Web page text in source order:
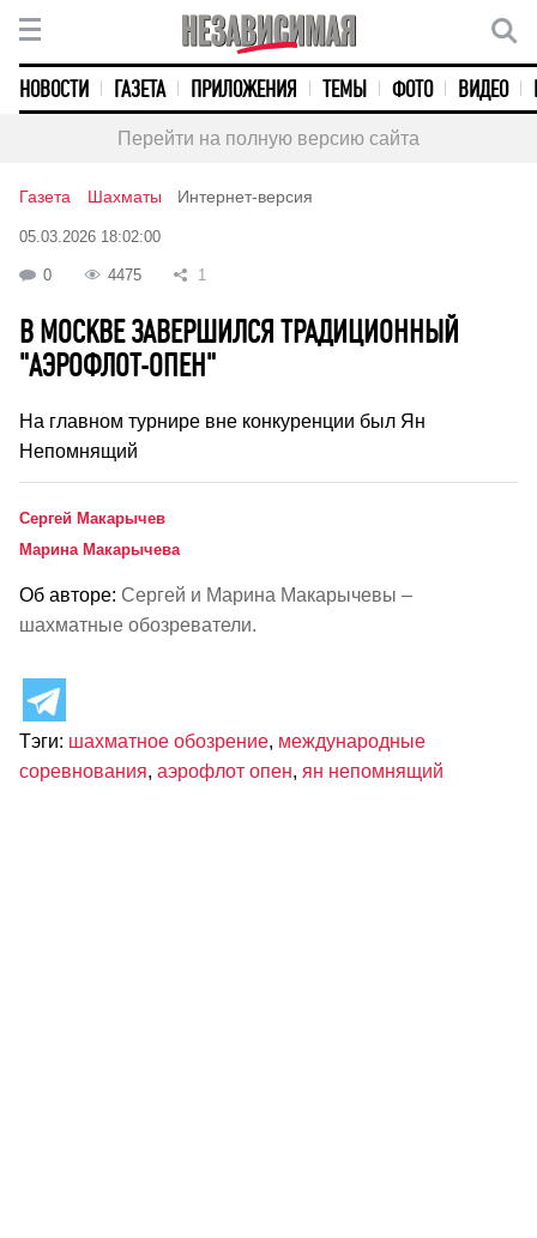
НОВОСТИ ГАЗЕТА ПРИЛОЖЕНИЯ ТЕМЫ ФОТО ВИДЕО
Перейти на полную версию сайта
Газета Шахматы Интернет-версия
05.03.2026 18:02:00
0 4475 1
В МОСКВЕ ЗАВЕРШИЛСЯ ТРАДИЦИОННЫЙ
"АЭРОФЛОТ-ОПЕН"
На главном турнире вне конкуренции был Ян
Непомнящий
Сергей Макарычев
Марина Макарычева
Об авторе: Сергей и Марина Макарычевы –
шахматные обозреватели.
Тэги: шахматное обозрение, международные
соревнования, аэрофлот опен, ян непомнящий